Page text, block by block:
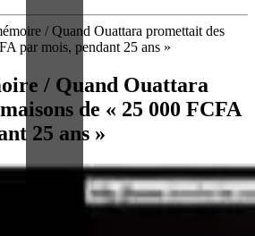
/ Quand Ouattara promettait des
par mois, pendant 25 ans »
/ Quand Ouattara
de « 25 000 FCFA
25 ans »